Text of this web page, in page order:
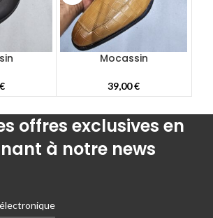
€
Mocassin
39,00€
offres exclusives en
à notre news